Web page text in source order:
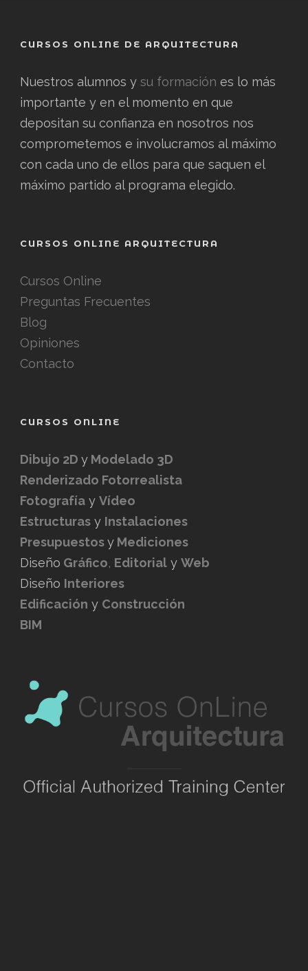
CURSOS ONLINE DE ARQUITECTURA
Nuestros alumnos y su formación es lo más
importante y en el momento en que
depositan su confianza en nosotros nos
comprometemos e involucramos al máximo
con cada uno de ellos para que saquen el
máximo partido al programa elegido.
CURSOS ONLINE ARQUITECTURA
Cursos Online
Preguntas Frecuentes
Blog
Opiniones
Contacto
CURSOS ONLINE
Dibujo 2D y Modelado 3D
Renderizado Fotorrealista
Fotografía y Vídeo
Estructuras y Instalaciones
Presupuestosy Mediciones
Diseño Gráfico, Editorial y Web
Diseño Interiores
Edificación y Construcción
BIM